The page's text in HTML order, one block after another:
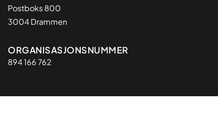
Postboks 800
3004 Drammen
Organisasjon
ORGANISASJONSNUMMER
894 166 762